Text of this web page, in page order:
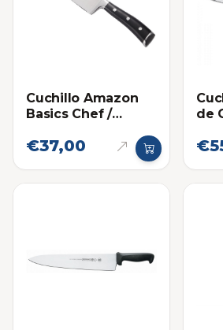
Cuchillo Amazon
Basics Chef /
Pulgadas
€37,00
de